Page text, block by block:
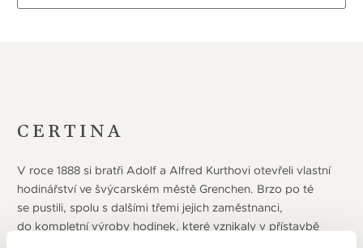
CERTINA
V roce 1888 si bratři Adolf a Alfred Kurthovi otevřeli vlastní
hodinářství ve švýcarském městě Grenchen. Brzo po té
se pustili, spolu s dalšími třemi jejich zaměstnanci,
do kompletní výroby hodinek, které vznikaly v přístavbě